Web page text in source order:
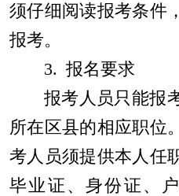
须仔细阅读报考条件
报考。
3. 报名要求
报考人员只能报
所在区县的相应职位
考人员须提供本人任
毕业证、身份证、